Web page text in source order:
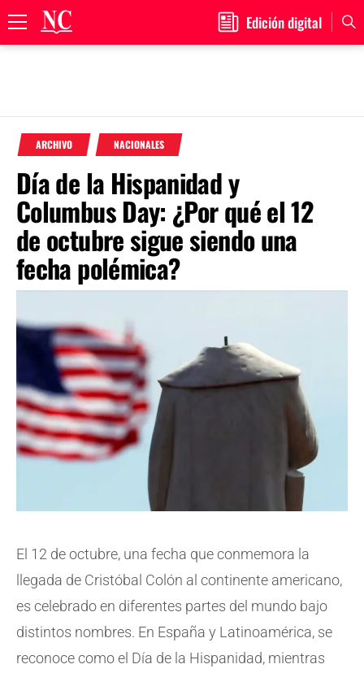
content
Edición digital
ARCHIVO NACIONALES
Día de la Hispanidad y
Columbus Day: ¿Por qué el 12
de octubre sigue siendo una
fecha polémica?
El 12 de octubre, una fecha que conmemora la
llegada de Cristóbal Colón al continente americano,
es celebrado en diferentes partes del mundo bajo
distintos nombres. En España y Latinoamérica, se
reconoce como el Día de la Hispanidad, mientras